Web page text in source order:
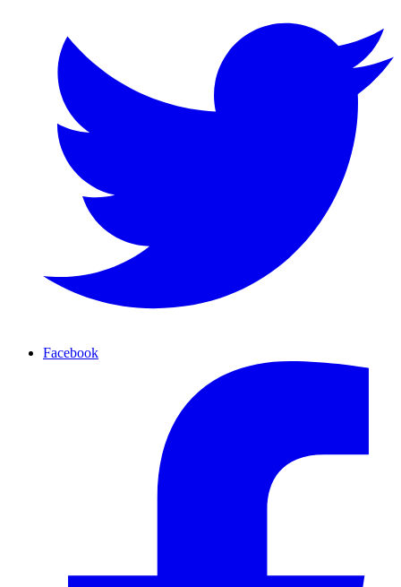
Facebook